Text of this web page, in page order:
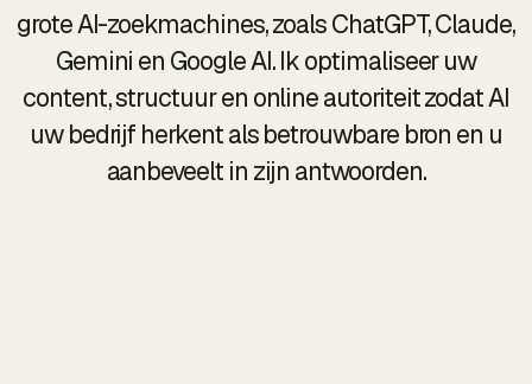
grote AI-zoekmachines, zoals ChatGPT, Claude,
Gemini en Google AI. Ik optimaliseer uw
content, structuur en online autoriteit zodat AI
uw bedrijf herkent als betrouwbare bron en u
aanbeveelt in zijn antwoorden.